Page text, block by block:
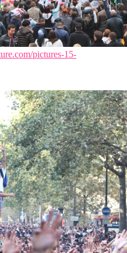
pictures-15-